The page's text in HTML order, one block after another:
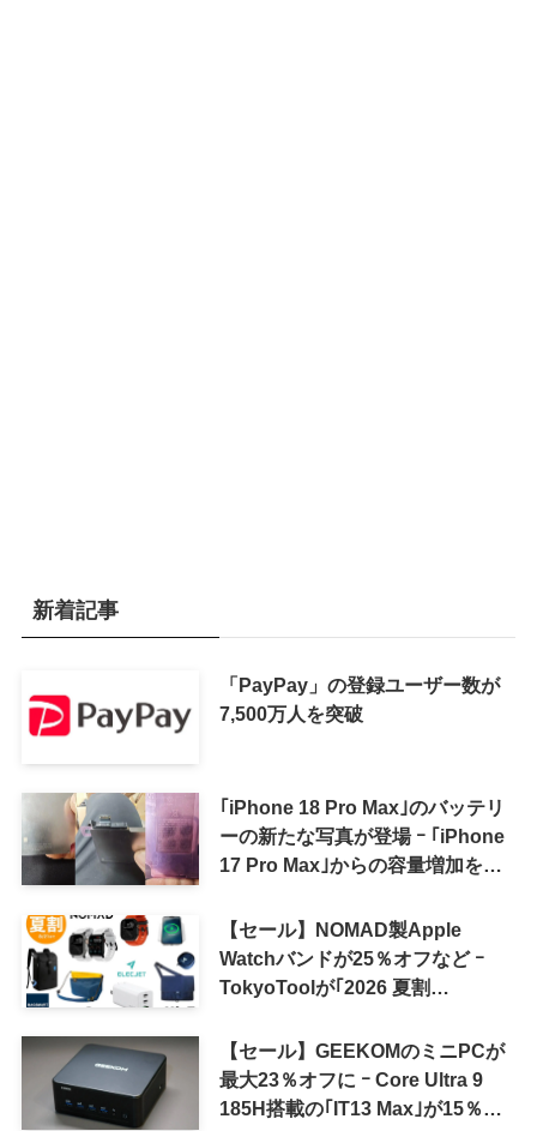
新着記事
「PayPay」の登録ユーザー数が
7,500万人を突破
｢iPhone 18 Pro Max｣のバッテリ
ーの新たな写真が登場 ｰ ｢iPhone
17 Pro Max｣からの容量増加を確
【セール】NOMAD製Apple
Watchバンドが25％オフなど ｰ
TokyoToolが｢2026 夏割
【セール】GEEKOMのミニPCが
最大23％オフに ｰ Core Ultra 9
185H搭載の｢IT13 Max｣が15％オ